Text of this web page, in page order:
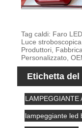
Tag caldi: Faro
Luce
Produttori,
Personalizzato,
Etichetta
LAMPEGGIANTE
lampeggiante led